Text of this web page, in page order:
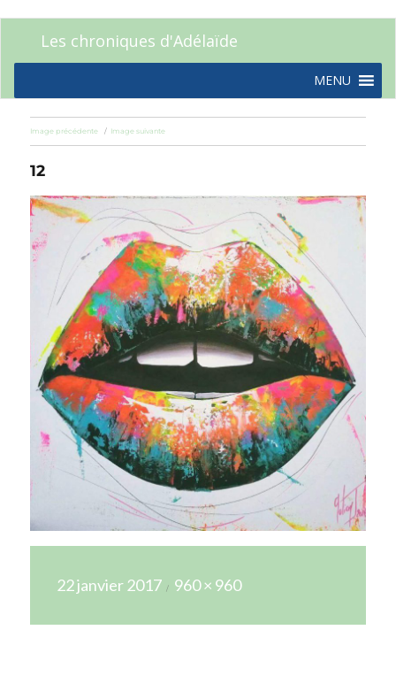
Les chroniques d'Adélaïde
MENU
Image précédente Image suivante
12
le22 janvier 2017
réelle
960 × 960